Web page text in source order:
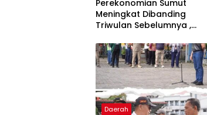
Perekonomian Sumut
Meningkat Dibanding
Triwulan Sebelumnya ,
Daerah